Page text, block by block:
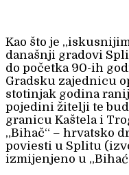
Kao što je
današnji gradovi
do početka 90-ih
Gradsku zajednicu
stotinjak godina
pojedini žitelji te
granicu Kaštela i
„Bihač“ – hrvatsko
poviesti u Splitu
izmijenjeno u